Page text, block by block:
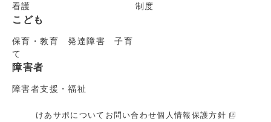
看護
制度
こども
保育・教育 発達障害 子育
て
障害者
障害者支援・福祉
けあサポについて お問い合わせ個人情報保護方針